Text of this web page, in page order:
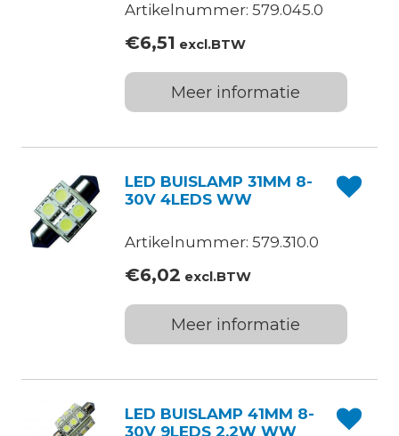
Artikelnummer: 579.045.0
€6,51 excl.BTW
Meer informatie
LED BUISLAMP 31MM 8-
30V 4LEDS WW
Artikelnummer: 579.310.0
€6,02 excl.BTW
Meer informatie
LED BUISLAMP 41MM 8-
30V 9LEDS 2,2W WW